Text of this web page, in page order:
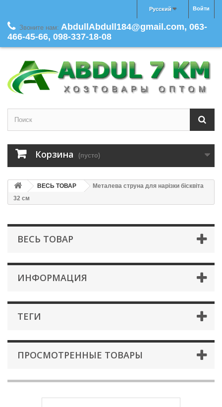
Войти
Русский
Звоните нам: AbdullAbdull184@gmail.com, 063-
466-45-66, 098-337-18-08
Корзина (пусто)
ВЕСЬ ТОВАР
Металева струна для нарізки бісквіта
32 см
ВЕСЬ ТОВАР
ИНФОРМАЦИЯ
ТЕГИ
ПРОСМОТРЕННЫЕ ТОВАРЫ